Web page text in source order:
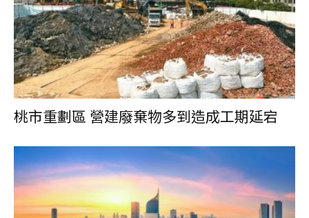
桃市重劃區 營建廢棄物多到造成工期延宕